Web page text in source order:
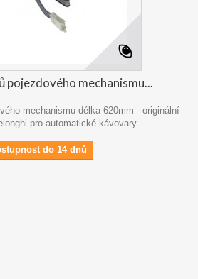
pojezdového mechanismu...
mechanismu délka 620mm - originální
pro automatické kávovary
do 14 dnů